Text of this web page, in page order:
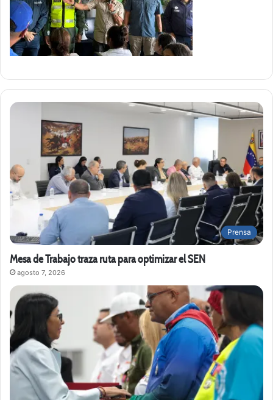
Prensa
Mesa de Trabajo traza ruta para optimizar el SEN
agosto 7, 2026